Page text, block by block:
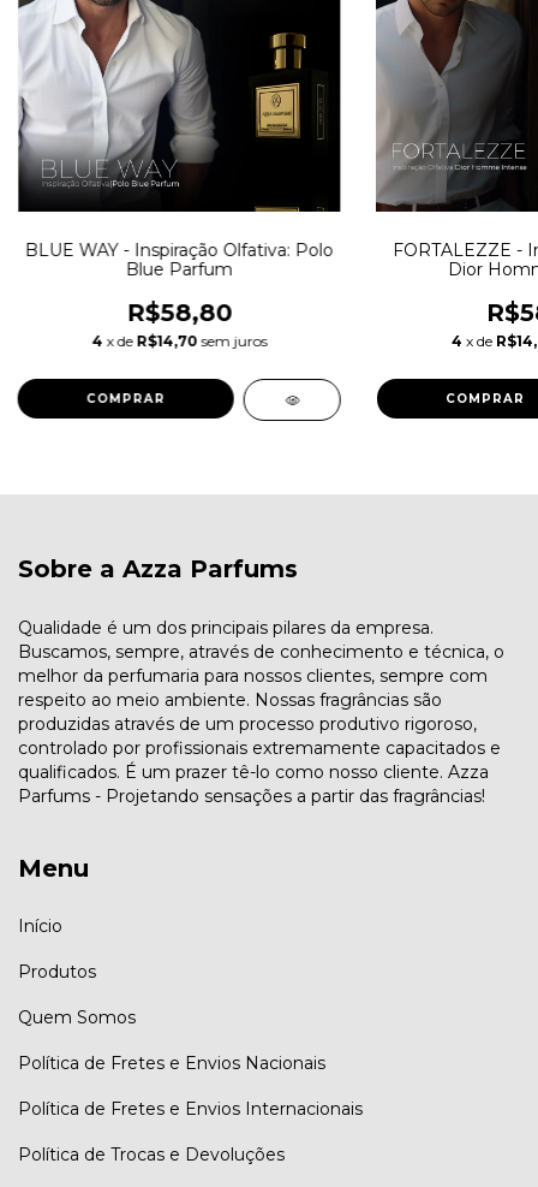
BLUE WAY - Inspiração Olfativa: Polo
Blue Parfum
R$58,80
4 x de R$14,70 sem juros
COMPRAR
FORTALEZZE -
Dior
4 x de
COMPRAR
Sobre a Azza Parfums
Qualidade é um dos principais pilares da empresa.
Buscamos, sempre, através de conhecimento e técnica, o
melhor da perfumaria para nossos clientes, sempre com
respeito ao meio ambiente. Nossas fragrâncias são
produzidas através de um processo produtivo rigoroso,
controlado por profissionais extremamente capacitados e
qualificados. É um prazer tê-lo como nosso cliente. Azza
Parfums - Projetando sensações a partir das fragrâncias!
Menu
Início
Produtos
Quem Somos
Política de Fretes e Envios Nacionais
Política de Fretes e Envios Internacionais
Política de Trocas e Devoluções